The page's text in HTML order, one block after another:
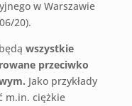
w Warszawie
20).
wszystkie
przeciwko
Jako przykłady
m.in. ciężkie